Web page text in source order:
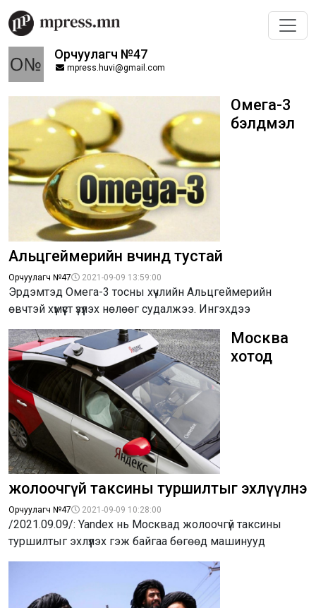
Орчуулагч №47
mpress.huvi@gmail.com
Омега-3
бэлдмэл
Альцгеймерийн өвчинд тустай
Орчуулагч №47 2021-09-09 13:59:00
Эрдэмтэд Омега-3 тосны хүчлийн Альцгеймерийн
өвчтэй хүмүүст үзүүлэх нөлөөг судалжээ. Ингэхдээ
Москва
хотод
жолоочгүй таксины туршилтыг эхлүүлнэ
Орчуулагч №47 2021-09-09 10:28:00
/2021.09.09/: Yandex нь Москвад жолоочгүй таксины
туршилтыг эхлүүлэх гэж байгаа бөгөөд машинууд